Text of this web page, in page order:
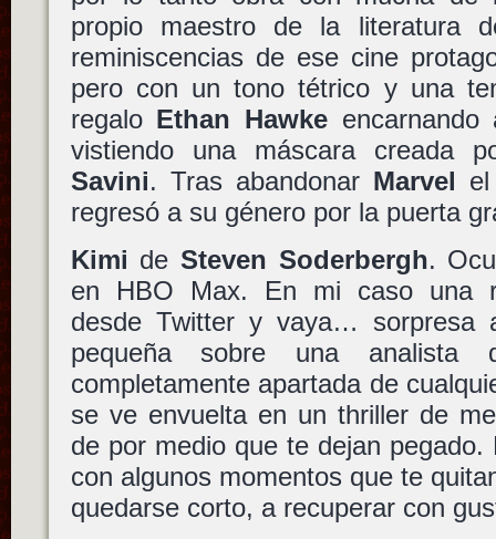
propio maestro de la literatura
reminiscencias de ese cine
pero con un tono tétrico y una
regalo Ethan Hawkeencarnando
vistiendo una máscara creada
Savini. Tras abandonar Marvel
regresó a su género por la puerta
Kimi de Steven Soderbergh.
en HBO Max. En mi caso una
desde Twitter y vaya… sorpresa
pequeña sobre una
completamente apartada de
se ve envuelta en un thriller de
de por medio que te dejan
con algunos momentos que te
quedarse corto, a recuperar con